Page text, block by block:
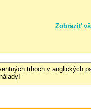
Zobraziť
trhoch v anglických